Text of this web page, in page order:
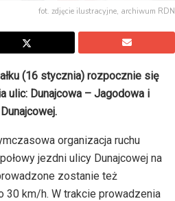
fot. zdjęcie ilustracyjne, archiwum RDN
(16 stycznia) rozpocznie się
ulic: Dunajcowa – Jagodowa i
Dunajcowej.
organizacja ruchu
jezdni ulicy Dunajcowej na
zostanie też
30 km/h. W trakcie prowadzenia